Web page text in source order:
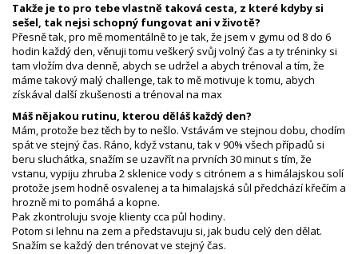
Takže je to pro tebe vlastně taková cesta, z které kdyby si
sešel, tak nejsi schopný fungovat ani v životě?
Přesně tak, pro mě momentálně to je tak, že jsem v gymu od 8 do 6
hodin každý den, věnuji tomu veškerý svůj volný čas a ty tréninky si
tam vložím dva denně, abych se udržel a abych trénoval a tím, že
máme takový malý challenge, tak to mě motivuje k tomu, abych
získával další zkušenosti a trénoval na max
Máš nějakou rutinu, kterou děláš každý den?
Mám, protože bez těch by to nešlo. Vstávám ve stejnou dobu, chodím
spát ve stejný čas. Ráno, když vstanu, tak v 90% všech případů si
beru sluchátka, snažím se uzavřít na prvních 30 minut s tím, že
vstanu, vypiju zhruba 2 sklenice vody s citrónem a s himálajskou solí
protože jsem hodně osvalenej a ta himalajská sůl předchází křečím a
hrozně mi to pomáhá a kopne.
Pak zkontroluju svoje klienty cca půl hodiny.
Potom si lehnu na zem a představuju si, jak budu celý den dělat.
Snažím se každý den trénovat ve stejný čas.